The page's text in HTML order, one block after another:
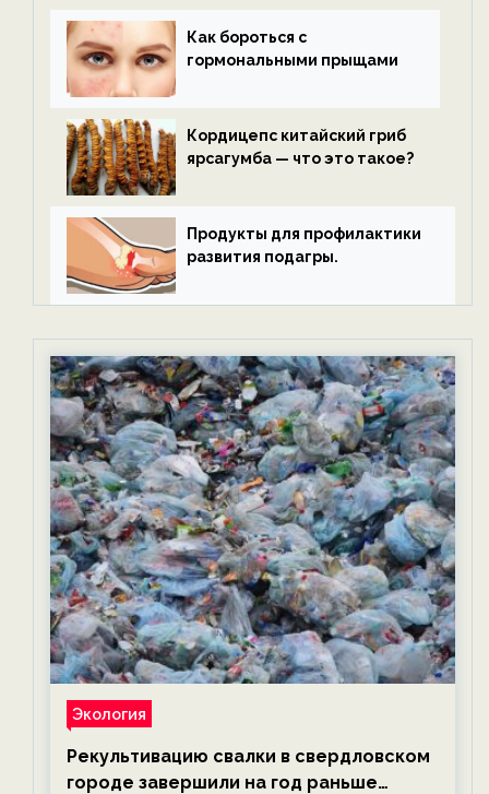
Как бороться с
гормональными прыщами
Кордицепс китайский гриб
ярсагумба — что это такое?
Продукты для профилактики
развития подагры.
Экология
Рекультивацию свалки в свердловском
городе завершили на год раньше